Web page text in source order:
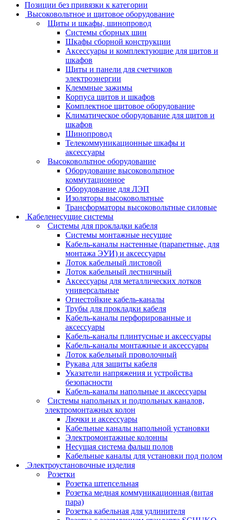
Позиции без привязки к категории
Высоковольтное и щитовое оборудование
Щиты и шкафы, шинопровод
Системы сборных шин
Шкафы сборной конструкции
Аксессуары и комплектующие для щитов и
шкафов
Щиты и панели для счетчиков
электроэнергии
Клеммные зажимы
Корпуса щитов и шкафов
Комплектное щитовое оборудование
Климатическое оборудование для щитов и
шкафов
Шинопровод
Телекоммуникационные шкафы и
аксессуары
Высоковольтное оборудование
Оборудование высоковольтное
коммутационное
Оборудование для ЛЭП
Изоляторы высоковольтные
Трансформаторы высоковольтные силовые
Кабеленесущие системы
Системы для прокладки кабеля
Системы монтажные несущие
Кабель-каналы настенные (парапетные, для
монтажа ЭУИ) и аксессуары
Лоток кабельный листовой
Лоток кабельный лестничный
Аксессуары для металлических лотков
универсальные
Огнестойкие кабель-каналы
Трубы для прокладки кабеля
Кабель-каналы перфорированные и
аксессуары
Кабель-каналы плинтусные и аксессуары
Кабель-каналы монтажные и аксессуары
Лоток кабельный проволочный
Рукава для защиты кабеля
Указатели напряжения и устройства
безопасности
Кабель-каналы напольные и аксессуары
Системы напольных и подпольных каналов,
электромонтажных колон
Лючки и аксессуары
Кабельные каналы напольной установки
Электромонтажные колонны
Несущая система фальш полов
Кабельные каналы для установки под полом
Электроустановочные изделия
Розетки
Розетка штепсельная
Розетка медная коммуникационная (витая
пара)
Розетка кабельная для удлинителя